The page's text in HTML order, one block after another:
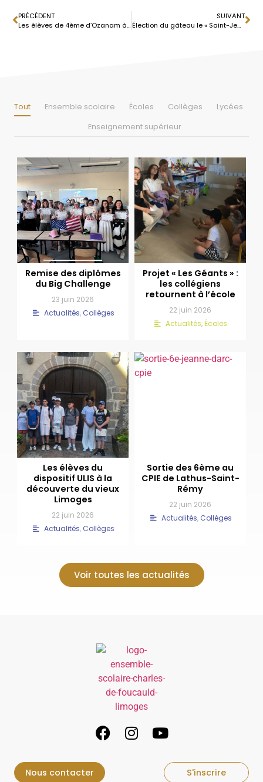
PRÉCÉDENT
Les élèves de 4ème d’Ozanam à la Fête de la Science
SUIVANT
Élection du gâteau le « Saint-Jean » 2025
Tout Ensemble scolaire Écoles Collèges
Lycées
Enseignement supérieur
Remise des diplômes
du Big Challenge
23 juin 2026
Actualités, Collèges
Projet « Les Géants » :
les collégiens
retournent à l’école
22 juin 2026
Actualités,Écoles
Les élèves du
dispositif ULIS à la
découverte du vieux
Limoges
22 juin 2026
Actualités, Collèges
Sortie des 6ème au
CPIE de Lathus-Saint-
Rémy
22 juin 2026
Actualités, Collèges
Voir toutes les actualités
Nous contacter S'inscrire